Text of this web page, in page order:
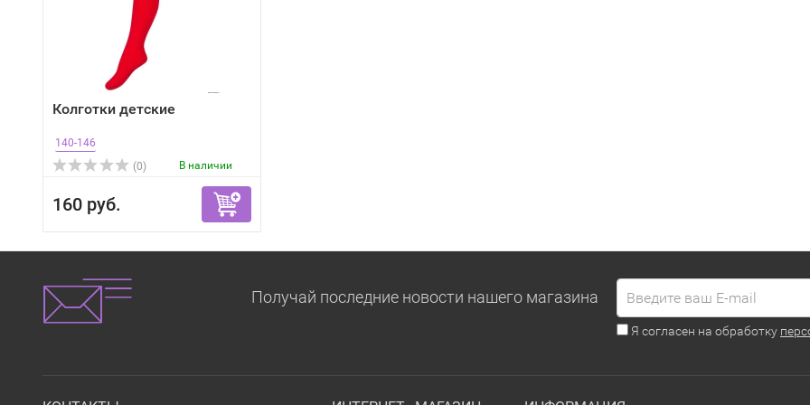
Колготки детские
140-146
(0)
В наличии
160 руб.
Получай последние новости нашего магазина
Я согласен на обработку